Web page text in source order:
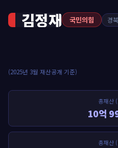
김정재 국민의힘 경
(2025년 3월 재산공개 기준)
총재산
10억
총재산